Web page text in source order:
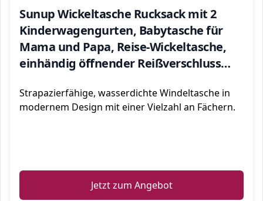
Sunup Wickeltasche Rucksack mit 2
Kinderwagengurten, Babytasche für
Mama und Papa, Reise-Wickeltasche,
einhändig öffnender Reißverschluss
Strapazierfähige, wasserdichte Windeltasche in
modernem Design mit einer Vielzahl an Fächern.
Jetzt zum Angebot